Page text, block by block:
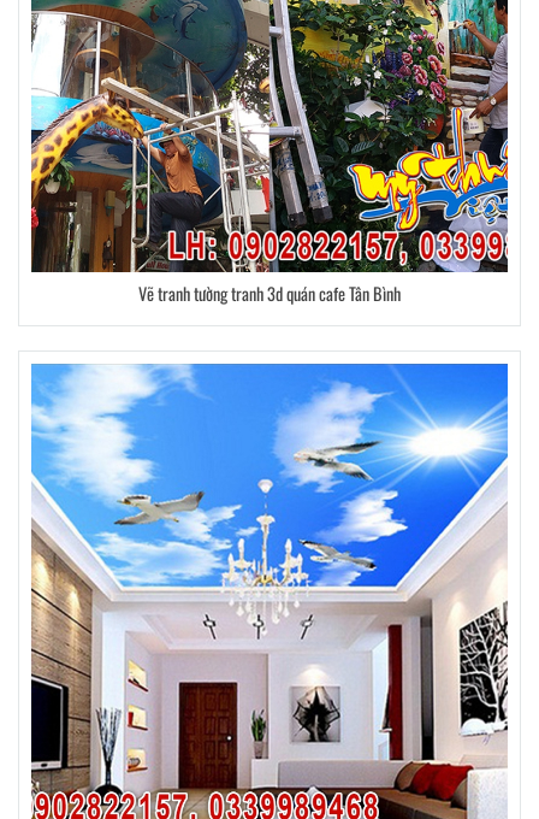
Vẽ tranh tường tranh 3d quán cafe Tân Bình